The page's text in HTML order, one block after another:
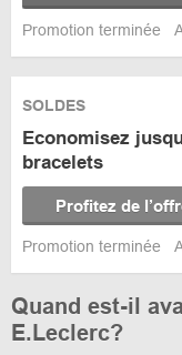
Promotion terminée
SOLDES
Economisez
bracelets
Profitez de
Promotion terminée
Quand est-il
E.Leclerc?